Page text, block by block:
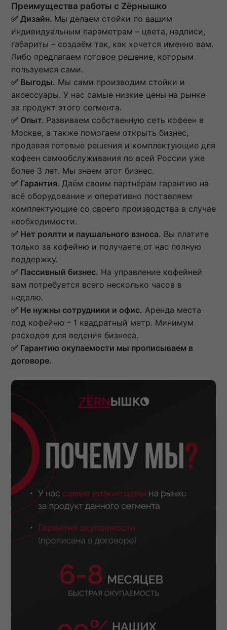
Преимущества работы с Zёрнышко
✅ Дизайн. Мы делаем стойки по вашим
индивидуальным параметрам – цвета, надписи,
габариты – создаём так, как хочется именно вам.
Либо предлагаем готовое решение, которым
пользуемся сами.
✅ Выгоды. Мы сами производим стойки и
аксессуары. У нас самые низкие цены на рынке
за продукт этого сегмента.
✅ Опыт. Развиваем собственную сеть кофеен в
Москве, а также помогаем открыть бизнес,
продавая готовые решения и комплектующие для
кофеен самообслуживания по всей России уже
более 3 лет. Мы знаем этот бизнес.
✅ Гарантия. Даём своим партнёрам гарантию на
всё оборудование и оперативно поставляем
комплектующие со своего производства в случае
необходимости.
✅ Нет роялти и паушального взноса. Вы платите
только за кофейню и получаете от нас полную
поддержку.
✅ Пассивный бизнес. На управление кофейней
вам потребуется всего несколько часов в
неделю.
✅ Не нужны сотрудники и офис. Аренда места
под кофейню – 1 квадратный метр. Минимум
расходов для ведения бизнеса.
✅ Гарантию окупаемости мы прописываем в
договоре.